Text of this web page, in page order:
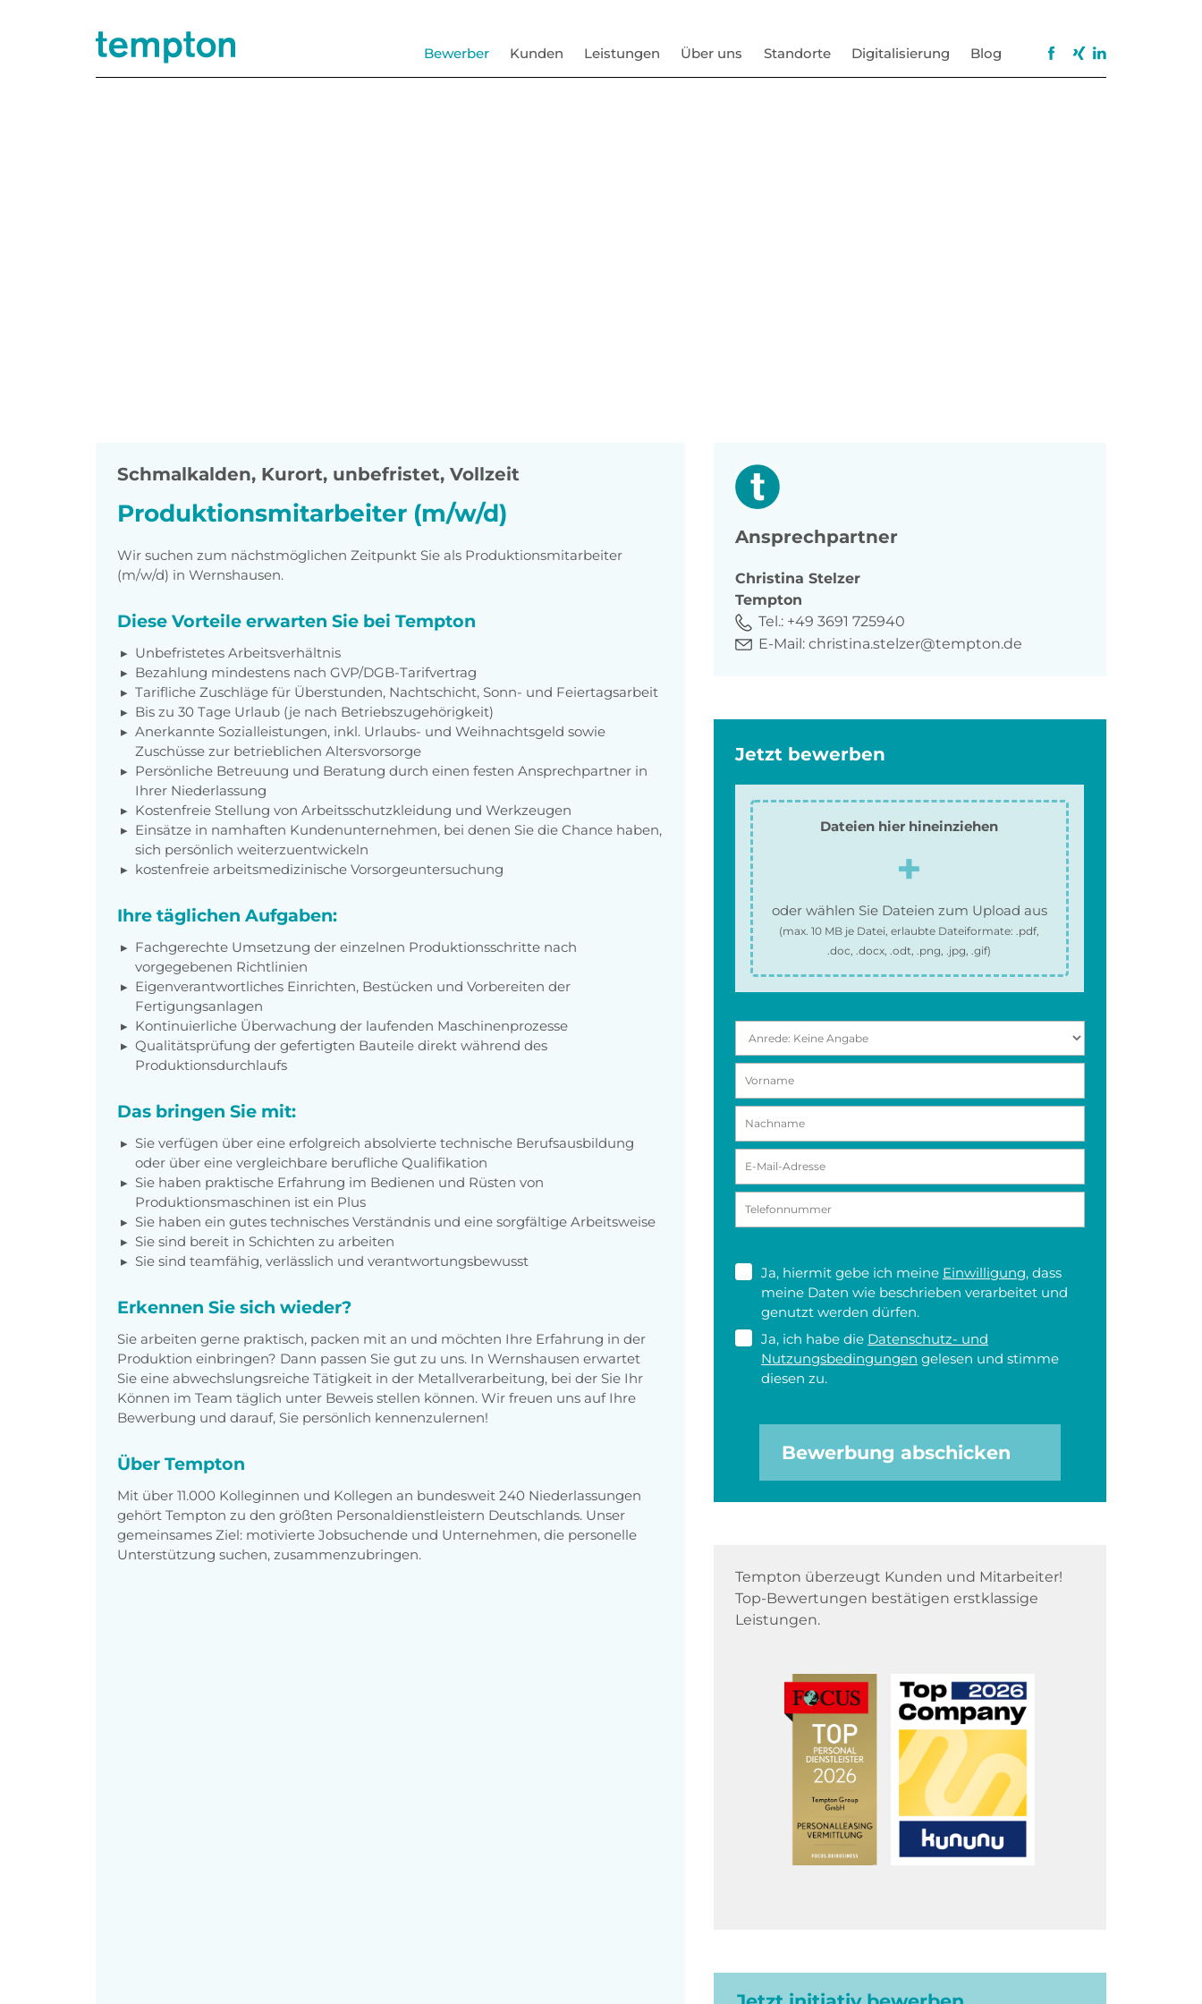
Bewerber Kunden Leistungen Über uns Standorte Digitalisierung Blog
Schmalkalden, Kurort, unbefristet, Vollzeit
Produktionsmitarbeiter (m/w/d)
Wir suchen zum nächstmöglichen Zeitpunkt Sie als Produktionsmitarbeiter
(m/w/d) in Wernshausen.
Diese Vorteile erwarten Sie bei Tempton
Unbefristetes Arbeitsverhältnis
Bezahlung mindestens nach GVP/DGB-Tarifvertrag
Tarifliche Zuschläge für Überstunden, Nachtschicht, Sonn- und Feiertagsarbeit
Bis zu 30 Tage Urlaub (je nach Betriebszugehörigkeit)
Anerkannte Sozialleistungen, inkl. Urlaubs- und Weihnachtsgeld sowie
Zuschüsse zur betrieblichen Altersvorsorge
Persönliche Betreuung und Beratung durch einen festen Ansprechpartner in
Ihrer Niederlassung
Kostenfreie Stellung von Arbeitsschutzkleidung und Werkzeugen
Einsätze in namhaften Kundenunternehmen, bei denen Sie die Chance haben,
sich persönlich weiterzuentwickeln
kostenfreie arbeitsmedizinische Vorsorgeuntersuchung
Ihre täglichen Aufgaben:
Fachgerechte Umsetzung der einzelnen Produktionsschritte nach
vorgegebenen Richtlinien
Eigenverantwortliches Einrichten, Bestücken und Vorbereiten der
Fertigungsanlagen
Kontinuierliche Überwachung der laufenden Maschinenprozesse
Qualitätsprüfung der gefertigten Bauteile direkt während des
Produktionsdurchlaufs
Das bringen Sie mit:
Sie verfügen über eine erfolgreich absolvierte technische Berufsausbildung
oder über eine vergleichbare berufliche Qualifikation
Sie haben praktische Erfahrung im Bedienen und Rüsten von
Produktionsmaschinen ist ein Plus
Sie haben ein gutes technisches Verständnis und eine sorgfältige Arbeitsweise
Sie sind bereit in Schichten zu arbeiten
Sie sind teamfähig, verlässlich und verantwortungsbewusst
Erkennen Sie sich wieder?
Sie arbeiten gerne praktisch, packen mit an und möchten Ihre Erfahrung in der
Produktion einbringen? Dann passen Sie gut zu uns. In Wernshausen erwartet
Sie eine abwechslungsreiche Tätigkeit in der Metallverarbeitung, bei der Sie Ihr
Können im Team täglich unter Beweis stellen können. Wir freuen uns auf Ihre
Bewerbung und darauf, Sie persönlich kennenzulernen!
Über Tempton
Mit über 11.000 Kolleginnen und Kollegen an bundesweit 240 Niederlassungen
gehört Tempton zu den größten Personaldienstleistern Deutschlands. Unser
gemeinsames Ziel: motivierte Jobsuchende und Unternehmen, die personelle
Unterstützung suchen, zusammenzubringen.
Ansprechpartner
Christina Stelzer
Tempton
Tel.: +49 3691 725940
E-Mail: christina.stelzer@tempton.de
Jetzt bewerben
Dateien hier hineinziehen
oder wählen Sie Dateien zum Upload aus
(max.10 MB je Datei, erlaubte Dateiformate:.pdf,
.doc, .docx, .odt, .png, .jpg, .gif)
Ja, hiermit gebe ich meine Einwilligung, dass
meine Daten wie beschrieben verarbeitet und
genutzt werden dürfen.
Ja, ich habe die Datenschutz- und
Nutzungsbedingungen gelesen und stimme
diesen zu.
Bewerbung abschicken
Tempton überzeugt Kunden und Mitarbeiter!
Top-Bewertungen bestätigen erstklassige
Leistungen.